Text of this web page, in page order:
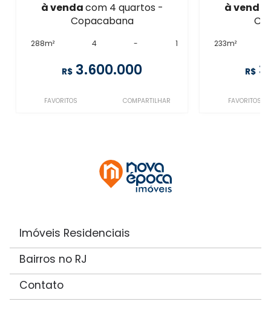
à vendacom 4 quartos -
Copacabana
288m² 4 - 1
R$ 3.600.000
FAVORITOS COMPARTILHAR
à venda
233m²
R$
FAVORITOS
Imóveis Residenciais
Bairros no RJ
Contato